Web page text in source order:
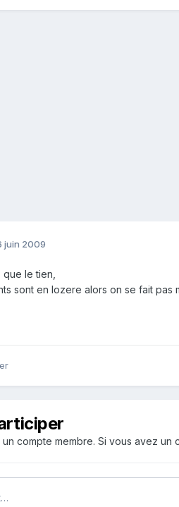
juin 2009
le tien,
sont en lozere alors on se fait
compte membre. Si vous avez un